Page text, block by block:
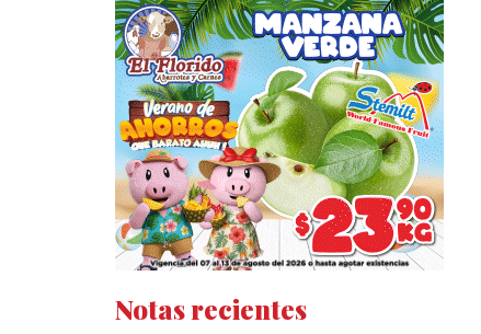
Notas recientes